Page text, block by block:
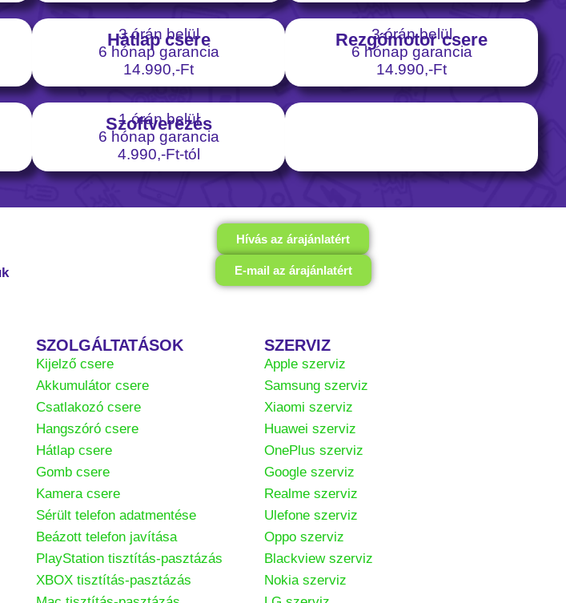
Hátlap csere
3 órán belül
6 hónap garancia
14.990,-Ft
Rezgőmotor csere
3 órán belül
6 hónap garancia
14.990,-Ft
Szoftverezés
1 órán belül
6 hónap garancia
4.990,-Ft-tól
Hívás az árajánlatért
E-mail az árajánlatért
SZOLGÁLTATÁSOK
Kijelző csere
Akkumulátor csere
Csatlakozó csere
Hangszóró csere
Hátlap csere
Gomb csere
Kamera csere
Sérült telefon adatmentése
Beázott telefon javítása
PlayStation tisztítás-pasztázás
XBOX tisztítás-pasztázás
SZERVIZ
Apple szerviz
Samsung szerviz
Xiaomi szerviz
Huawei szerviz
OnePlus szerviz
Google szerviz
Realme szerviz
Ulefone szerviz
Oppo szerviz
Blackview szerviz
Nokia szerviz